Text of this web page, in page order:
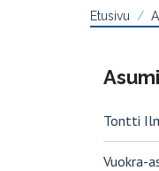
Etusivu
Tontti
Vuokra-